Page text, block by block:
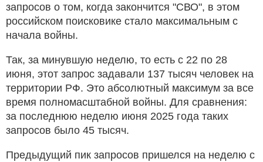
запросов о том, когда закончится "СВО", в этом
российском поисковике стало максимальным с
начала войны.
Так, за минувшую неделю, то есть с 22 по 28
июня, этот запрос задавали 137 тысяч человек на
территории РФ. Это абсолютный максимум за все
время полномасштабной войны. Для сравнения:
за последнюю неделю июня 2025 года таких
запросов было 45 тысяч.
Предыдущий пик запросов пришелся на неделю с